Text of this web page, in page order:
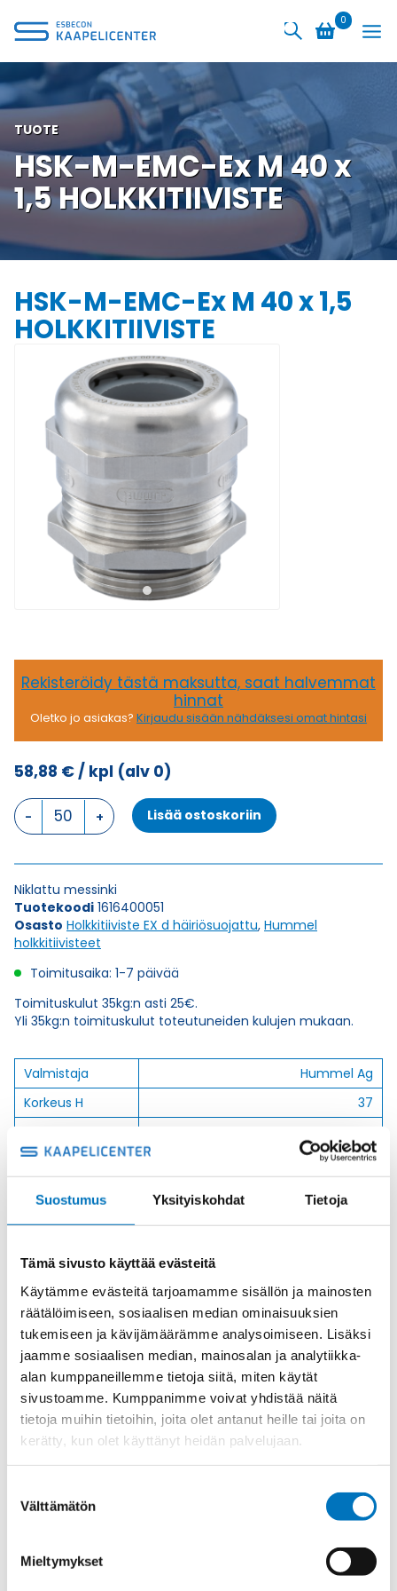
Suostumus Yksityiskohdat Tietoja
Tämä sivusto käyttää evästeitä
Käytämme evästeitä tarjoamamme sisällön ja mainosten
räätälöimiseen, sosiaalisen median ominaisuuksien
tukemiseen ja kävijämäärämme analysoimiseen. Lisäksi
jaamme sosiaalisen median, mainosalan ja analytiikka-
alan kumppaneillemme tietoja siitä, miten käytät
sivustoamme. Kumppanimme voivat yhdistää näitä
tietoja muihin tietoihin, joita olet antanut heille tai joita on
kerätty, kun olet käyttänyt heidän palvelujaan.
valinta
Välttämätön
Mieltymykset
sisältöön
0
TUOTE
HSK-M-EMC-Ex M 40 x
1,5 HOLKKITIIVISTE
HSK-M-EMC-Ex M 40 x 1,5
HOLKKITIIVISTE
Rekisteröidy tästä maksutta, saat halvemmat
hinnat
Oletko jo asiakas? Kirjaudu sisään nähdäksesi omat hintasi
58,88 €/ kpl (alv 0)
HSK-
M-
Ex
40
x
1,5
HOLKKITIIVISTE
määrä
Lisää ostoskoriin
Niklattu messinki
Tuotekoodi 1616400051
Osasto Holkkitiiviste EX d häiriösuojattu, Hummel
holkkitiivisteet
Toimitusaika: 1-7 päivää
Toimituskulut 35kg:n asti 25€.
Yli 35kg:n toimituskulut toteutuneiden kulujen mukaan.
Valmistaja
Hummel Ag
Korkeus H
37
Gl
8
Tuotenimi/Malli
HSK-M-EMC-Ex
Etim 7
EC000441
Kierre
Ulkokierre Ag
M 40 x 1,5
Normen
RoHS;M
Min [C]
-20
Max [C]
Käyttölämpötila
'-20°C to +95°C
O-Rengas
Avaimenkuva 1
50
II 1D Ex ta IIIC Da;II 2G Ex eb IIC Gb
CE;CSA;IECEx;EAC;ATEX;DNV-